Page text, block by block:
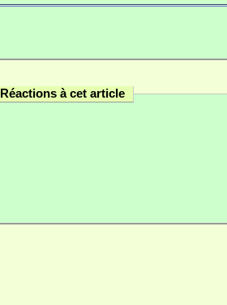
Réactions à cet article